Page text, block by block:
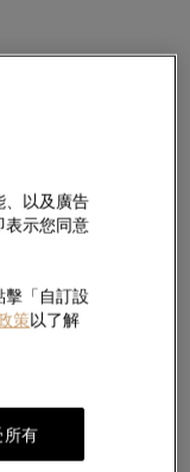
、以及廣告
表示您同意
「自訂設
策以了解
有